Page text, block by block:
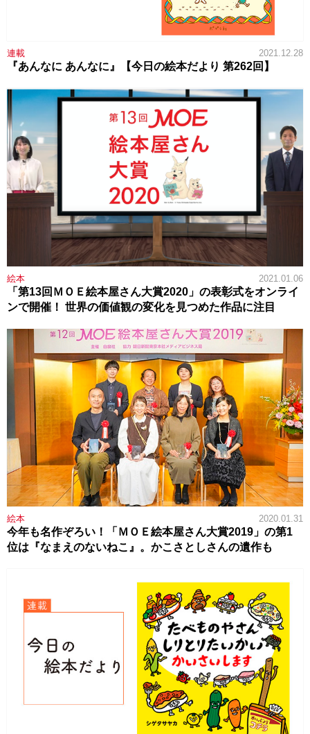
連載 2021.12.28
『あんなに あんなに』【今日の絵本だより 第262回】
絵本 2021.01.06
「第13回ＭＯＥ絵本屋さん大賞2020」の表彰式をオンライ
ンで開催！ 世界の価値観の変化を見つめた作品に注目
絵本 2020.01.31
今年も名作ぞろい！「ＭＯＥ絵本屋さん大賞2019」の第1
位は『なまえのないねこ』。かこさとしさんの遺作も